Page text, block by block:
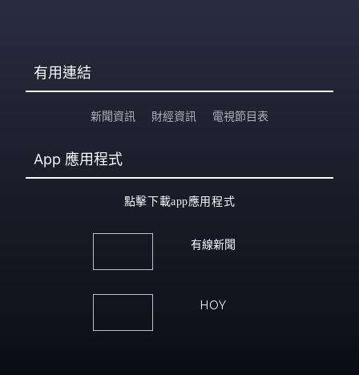
有用連結
新聞資訊 財經資訊 電視節目表
App 應用程式
點擊下載app應用程式
有線新聞
HOY